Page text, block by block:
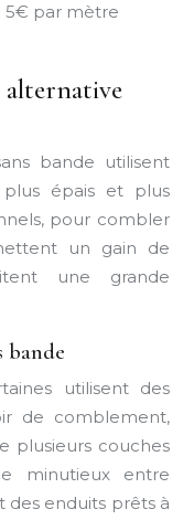
5€ par mètre
alternative
bande utilisent
plus épais et plus
pour combler
un gain de
une grande
bande
utilisent des
de comblement,
plusieurs couches
minutieux entre
des enduits prêts à